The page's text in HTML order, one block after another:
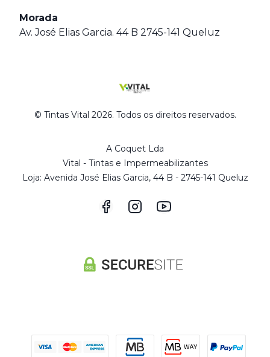
© Tintas Vital 2026. Todos os direitos reservados.
A Coquet Lda
Vital - Tintas e Impermeabilizantes
Loja: Avenida José Elias Garcia, 44 B - 2745-141 Queluz
Morada
Av. José Elias Garcia. 44 B 2745-141 Queluz